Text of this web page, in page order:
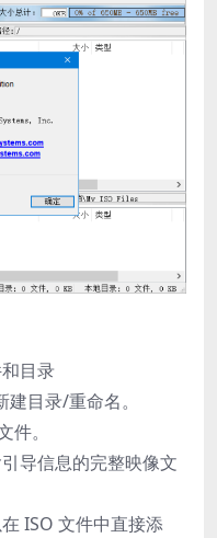
目录
目录/重命名。
。
导信息的完整映像文
ISO 文件中直接添